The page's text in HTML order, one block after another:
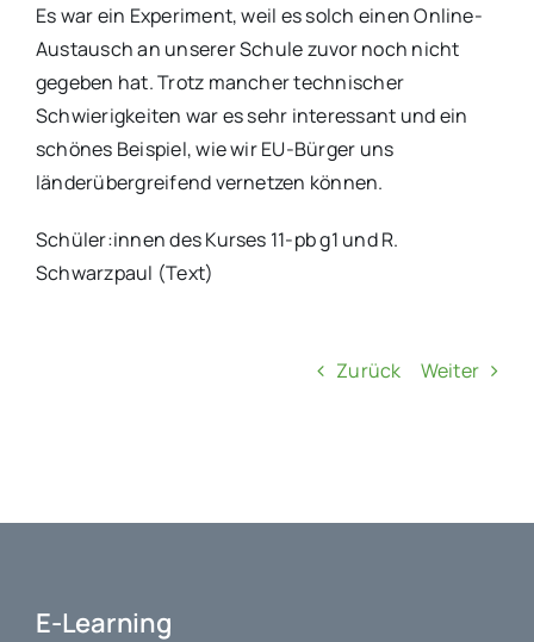
Es war ein Experiment, weil es solch einen Online-
Austausch an unserer Schule zuvor noch nicht
gegeben hat. Trotz mancher technischer
Schwierigkeiten war es sehr interessant und ein
schönes Beispiel, wie wir EU-Bürger uns
länderübergreifend vernetzen können.
Schüler:innen des Kurses 11-pb g1 und R.
Schwarzpaul (Text)
Zurück Weiter
E-Learning